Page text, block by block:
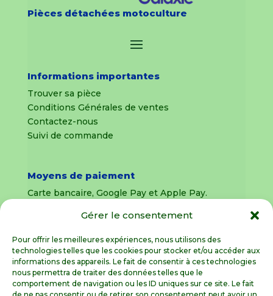
Gérer le consentement
Pour offrir les meilleures expériences, nous utilisons des
technologies telles que les cookies pour stocker et/ou accéder aux
informations des appareils. Le fait de consentir à ces technologies
nous permettra de traiter des données telles que le
comportement de navigation ou les ID uniques sur ce site. Le fait
Pièces détachées motoculture
Informations importantes
Trouver sa pièce
Conditions Générales de ventes
Contactez-nous
Suivi de commande
Moyens de paiement
Carte bancaire, Google Pay et Apple Pay.
uniquement
Livraison sous 8 jours pour les pièces
détachées
Livraisons sous 15 jours pour les outillages de